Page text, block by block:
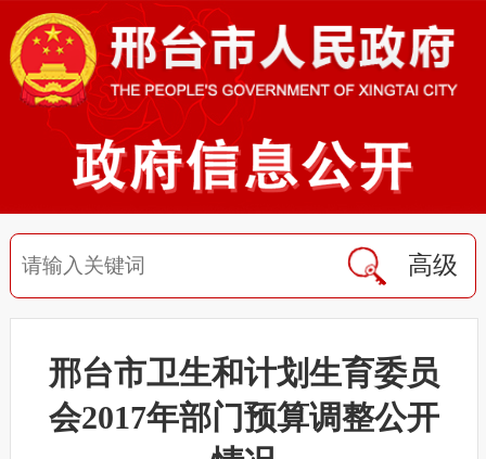
高级
邢台市卫生和计划生育委员
会2017年部门预算调整公开